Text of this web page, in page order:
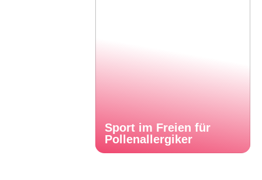
Sport im Freien für
Pollenallergiker